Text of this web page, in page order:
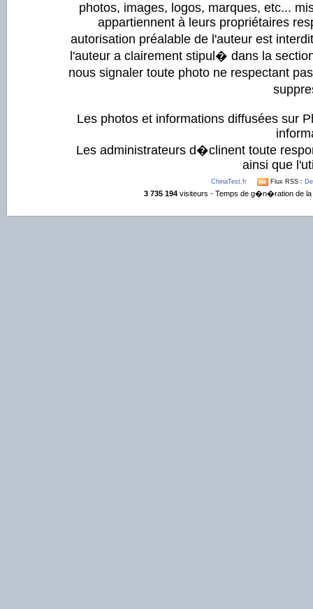
photos, images, logos, marques, etc...
appartiennent à leurs propriétaires
autorisation préalable de l'auteur est
l'auteur a clairement stipul� dans la
nous signaler toute photo ne respectant
Les photos et informations diffusées sur
Les administrateurs d�clinent toute
ainsi que
ChinaTest.fr Flux RSS :
3 735 194visiteurs - Temps de g�n�ration de